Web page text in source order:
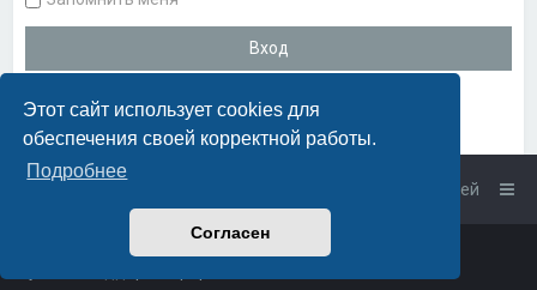
Этот сайт использует cookies для
обеспечения своей корректной работы.
Подробнее
Согласен
Связаться с администрацией
phpBB
PlanetStyles